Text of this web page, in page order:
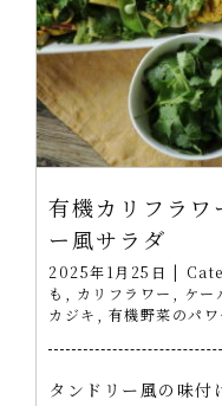
有機カリフラワ
ー風サラダ
2025年1月25日 |
も
カリフラワー ケー
カジキ
有機野菜のパ
タンドリー風の味付